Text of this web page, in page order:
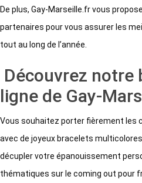
De plus, Gay-Marseille.fr vous
partenaires pour vous assurer les
tout au long de l’année.
Découvrez notre
ligne de Gay-
Vous souhaitez porter fièrement les
avec de joyeux bracelets multicolores
décupler votre épanouissement
thématiques sur le coming out pour